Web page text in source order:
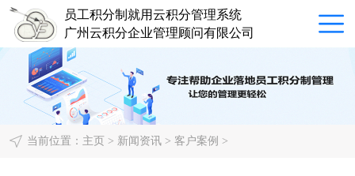
员工积分制就用云积分管理系统
广州云积分企业管理顾问有限公司
当前位置： 主页> 新闻资讯> 客户案例 >